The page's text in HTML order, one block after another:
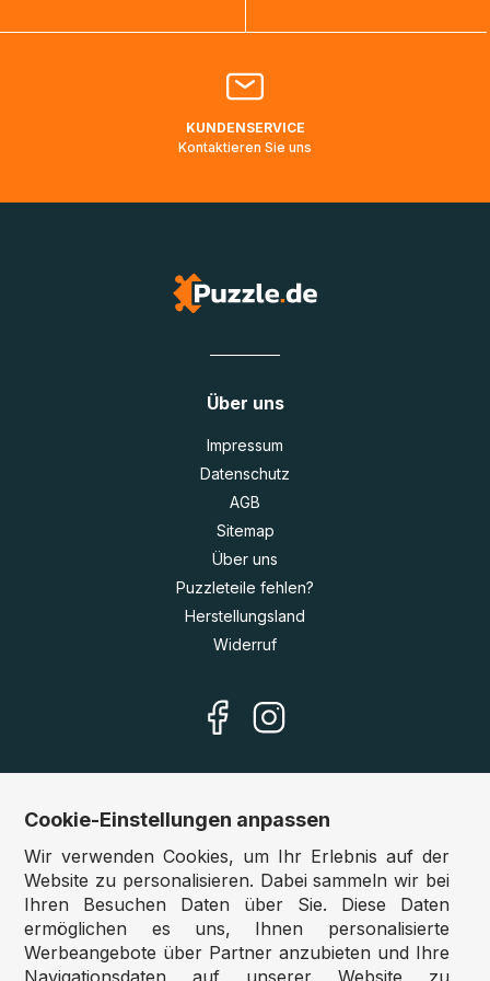
Bitte kontaktieren Sie denKundenservicefalls Ihr Paket
Lieferadressen in Deutschland oder Europa mehrere Tage
KUNDENSERVICE
Kontaktieren Sie uns
Über uns
Impressum
Datenschutz
AGB
Sitemap
Über uns
Puzzleteile fehlen?
Herstellungsland
Widerruf
Unsere Shops
Deutschland:www.puzzle.de
Österreich:
www.puzzle.at
Belgien:www.puzzle.be
Großbritannien:www.jigsawpuzzle.co.uk
Cookie-Einstellungen anpassen
Wir verwenden Cookies, um Ihr Erlebnis auf der
Website zu personalisieren. Dabei sammeln wir bei
Ihren Besuchen Daten über Sie. Diese Daten
ermöglichen es uns, Ihnen personalisierte
Werbeangebote über Partner anzubieten und Ihre
Navigationsdaten auf unserer Website zu